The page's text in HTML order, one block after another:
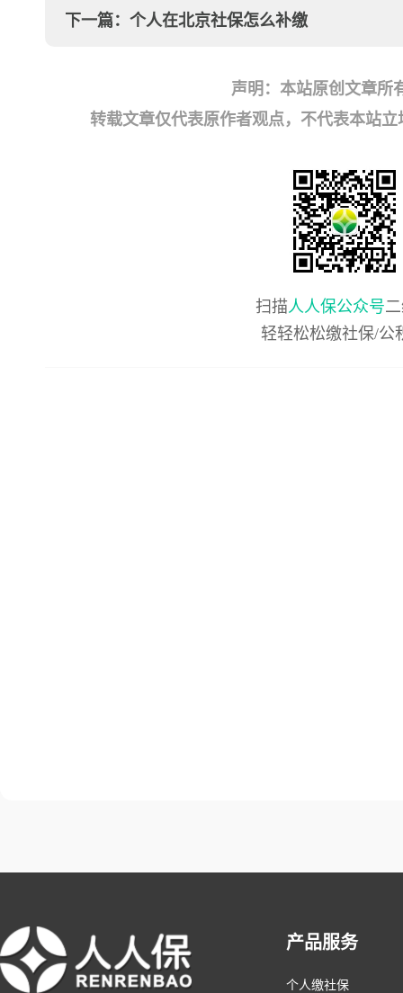
下一篇： 个人在北京社保怎么补缴
声明：本站原创文章所
转载文章仅代表原作者观点，不代表本站
扫描人人保公众号
轻轻松松缴社保/公
产品服务
个人缴社保